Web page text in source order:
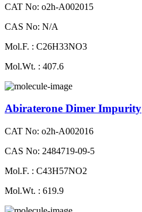
CAT No: o2h-A002015
CAS No: N/A
Mol.F. : C26H33NO3
Mol.Wt. : 407.6
Abiraterone Dimer Impurity
CAT No: o2h-A002016
CAS No: 2484719-09-5
Mol.F. : C43H57NO2
Mol.Wt. : 619.9